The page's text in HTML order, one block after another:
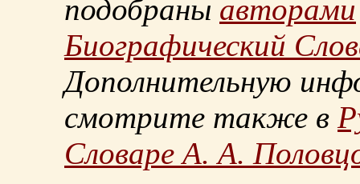
подобраны авторами
Биографический
Дополнительную
смотрите также в
Словаре А. А.